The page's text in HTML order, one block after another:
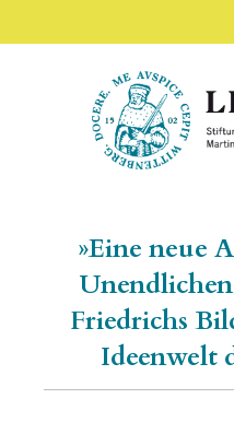
LEUCOREA DE
Stiftung des
»Eine neue
Friedrichs
Ideenwelt